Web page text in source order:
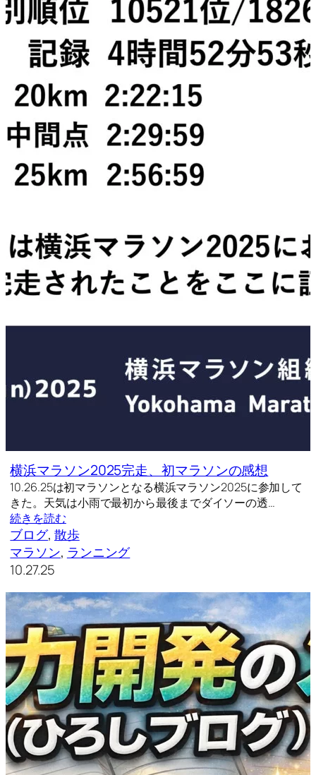
横浜マラソン2025完走、初マラソンの感想
10.26.25は初マラソンとなる横浜マラソン2025に参加して
きた。天気は小雨で最初から最後までダイソーの透…
続きを読む
ブログ, 散歩
マラソン, ランニング
10.27.25